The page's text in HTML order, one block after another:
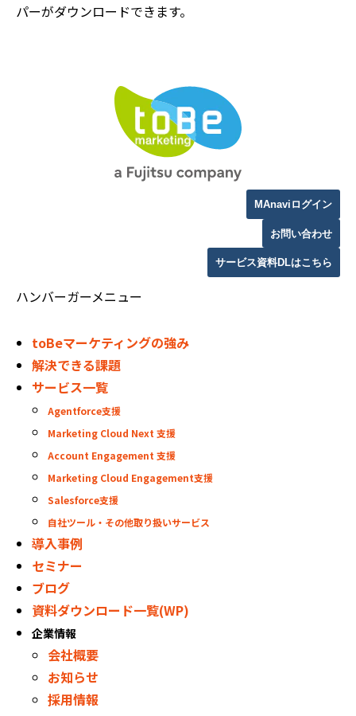
パーがダウンロードできます。
MAnaviログイン
お問い合わせ
サービス資料DLはこちら
ハンバーガーメニュー
toBeマーケティングの強み
解決できる課題
サービス一覧
Agentforce支援
Marketing Cloud Next 支援
Account Engagement 支援
Marketing Cloud Engagement支援
Salesforce支援
自社ツール・その他取り扱いサービス
導入事例
セミナー
ブログ
資料ダウンロード一覧(WP)
企業情報
会社概要
お知らせ
採用情報